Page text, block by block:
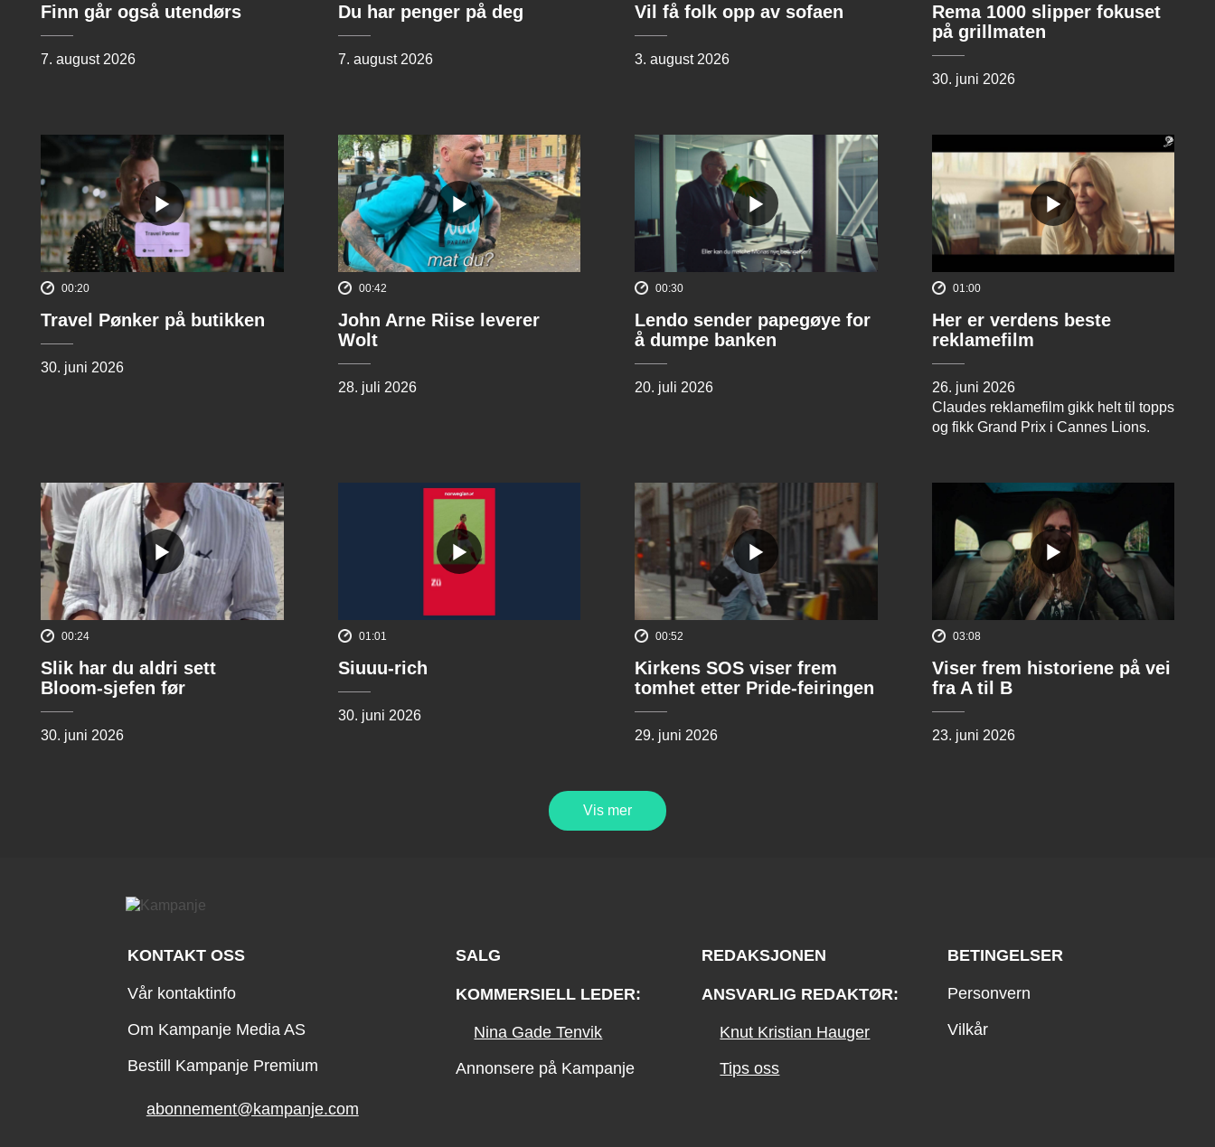
Finn går også utendørs
7. august 2026
Du har penger på deg
7. august 2026
Vil få folk opp av sofaen
3. august 2026
Rema 1000 slipper fokuset
på grillmaten
30. juni 2026
00:20
Travel Pønker på butikken
30. juni 2026
00:42
John Arne Riise leverer
Wolt
28. juli 2026
00:30
Lendo sender papegøye for
å dumpe banken
20. juli 2026
01:00
Her er verdens beste
reklamefilm
26. juni 2026
Claudes reklamefilm gikk helt til topps
og fikk Grand Prix i Cannes Lions.
00:24
Slik har du aldri sett
Bloom-sjefen før
30. juni 2026
01:01
Siuuu-rich
30. juni 2026
00:52
Kirkens SOS viser frem
tomhet etter Pride-feiringen
29. juni 2026
03:08
Viser frem historiene på vei
fra A til B
23. juni 2026
Vis mer
KONTAKT OSS
Vår kontaktinfo
Om Kampanje Media AS
Bestill Kampanje Premium
abonnement@kampanje.com
SALG
KOMMERSIELL LEDER:
Nina Gade Tenvik
Annonsere på Kampanje
REDAKSJONEN
ANSVARLIG REDAKTØR:
Knut Kristian Hauger
Tips oss
BETINGELSER
Personvern
Vilkår